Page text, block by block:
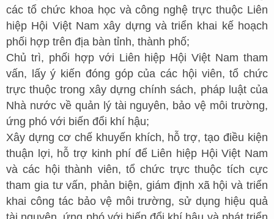
các tổ chức khoa học và công nghệ trực thuộc Liên
hiệp Hội Việt Nam xây dựng và triển khai kế hoạch
phối hợp trên địa bàn tỉnh, thành phố;
Chủ trì, phối hợp với Liên hiệp Hội Việt Nam tham
vấn, lấy ý kiến đóng góp của các hội viên, tổ chức
trực thuộc trong xây dựng chính sách, pháp luật của
Nhà nước về quản lý tài nguyên, bảo vệ môi trường,
ứng phó với biến đổi khí hậu;
Xây dựng cơ chế khuyến khích, hỗ trợ, tạo điều kiện
thuận lợi, hỗ trợ kinh phí để Liên hiệp Hội Việt Nam
và các hội thành viên, tổ chức trực thuộc tích cực
tham gia tư vấn, phản biện, giám định xã hội và triển
khai công tác bảo vệ môi trường, sử dụng hiệu quả